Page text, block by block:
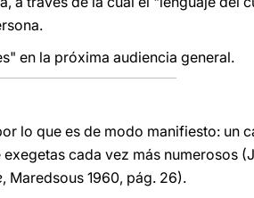
en la próxima audiencia general.
lo que es de modo manifiesto: un
cada vez más numerosos
, Maredsous 1960, pág. 26).